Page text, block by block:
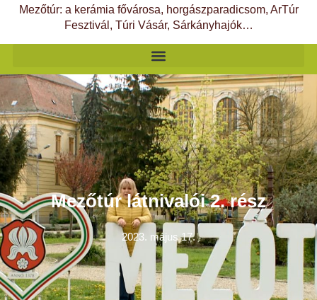
Mezőtúr: a kerámia fővárosa, horgászparadicsom, ArTúr
Fesztivál, Túri Vásár, Sárkányhajók…
Mezőtúr látnivalói 2. rész
2023. május 17.